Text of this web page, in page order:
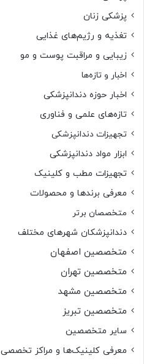
پزشکی زنان
تغذیه و رژیم‌های غذایی
زیبایی و مراقبت پوست و مو
اخبار و تازه‌ها
اخبار حوزه دندانپزشکی
تازه‌های علمی و فناوری
تجهیزات دندانپزشکی
ابزار مواد دندانپزشکی
تجهیزات مطب و کلینیک
معرفی برندها و محصولات
متخصصان برتر
دندانپزشکان شهرهای مختلف
متخصصین اصفهان
متخصصین تهران
متخصصین مشهد
متخصصین تبریز
سایر متخصصین
معرفی کلینیک‌ها و مراکز تخصصی